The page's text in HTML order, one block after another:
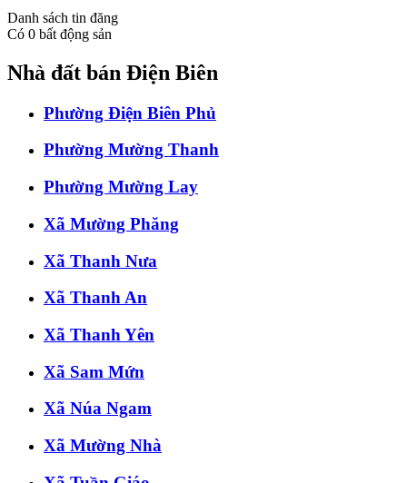
Danh sách tin đăng
Có 0 bất động sản
Nhà đất bán Điện Biên
Phường Điện Biên Phủ
Phường Mường Thanh
Phường Mường Lay
Xã Mường Phăng
Xã Thanh Nưa
Xã Thanh An
Xã Thanh Yên
Xã Sam Mứn
Xã Núa Ngam
Xã Mường Nhà